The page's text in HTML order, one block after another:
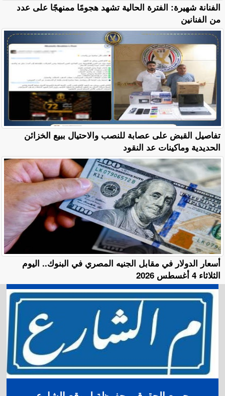
الفنانة شهيرة: الفترة الحالية تشهد هجومًا ممنهجًا على عدد
من الفنانين
تفاصيل القبض على عصابة للنصب والاحتيال ببيع الخزائن
الحديدية وماكينات عد النقود
أسعار الدولار في مقابل الجنيه المصري في البنوك.. اليوم
الثلاثاء 4 أغسطس 2026